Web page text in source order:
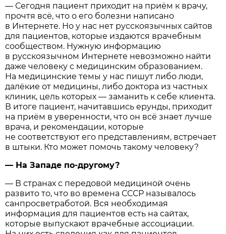
— Сегодня пациент приходит на приём к врачу,
прочтя всё, что о его болезни написано
в Интернете. Но у нас нет русскоязычных сайтов
для пациентов, которые издаются врачебным
сообществом. Нужную информацию
в русскоязычном Интернете невозможно найти
даже человеку с медицинским образованием.
На медицинские темы у нас пишут либо люди,
далёкие от медицины, либо доктора из частных
клиник, цель которых — заманить к себе клиента.
В итоге пациент, начитавшись ерунды, приходит
на приём в уверенности, что он всё знает лучше
врача, и рекомендации, которые
не соответствуют его представлениям, встречает
в штыки. Кто может помочь такому человеку?
— На Западе по-другому?
— В странах с передовой медициной очень
развито то, что во времена СССР называлось
санпросветработой. Вся необходимая
информация для пациентов есть на сайтах,
которые выпускают врачебные ассоциации.